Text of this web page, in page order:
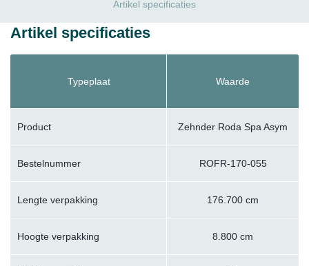
Artikel specificaties
Artikel specificaties
Typeplaat Waarde
Product Zehnder Roda Spa Asym
Bestelnummer ROFR-170-055
Lengte verpakking 176.700 cm
Hoogte verpakking 8.800 cm